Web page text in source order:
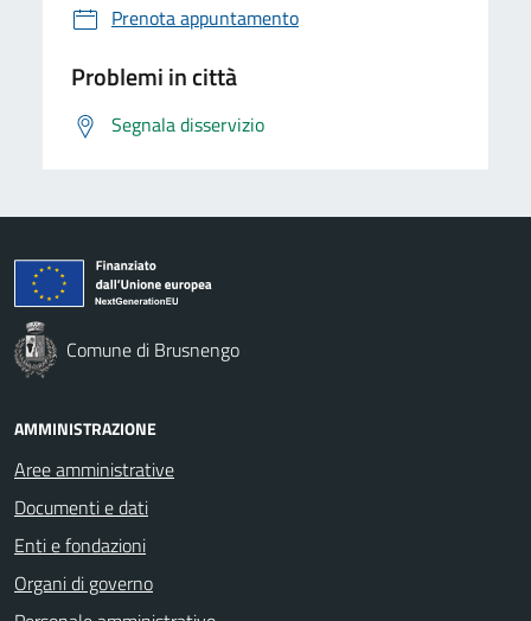
Prenota appuntamento
Problemi in città
Segnala disservizio
Comune di Brusnengo
AMMINISTRAZIONE
Aree amministrative
Documenti e dati
Enti e fondazioni
Organi di governo